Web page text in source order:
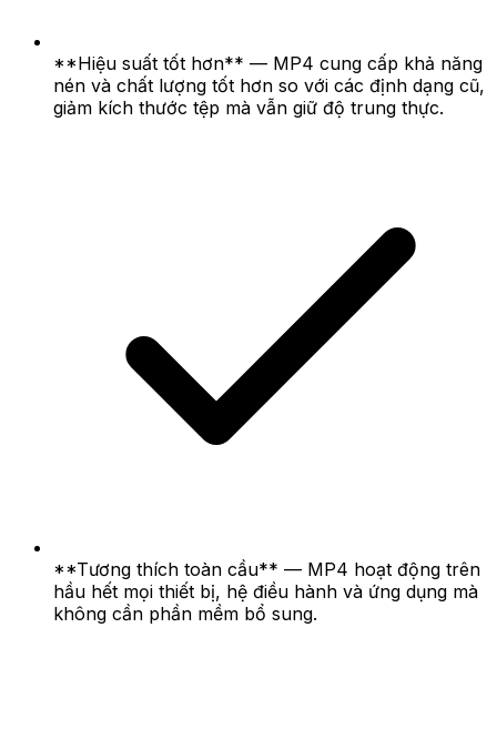
**Hiệu suất tốt hơn** — MP4 cung cấp khả năng
nén và chất lượng tốt hơn so với các định dạng cũ,
giảm kích thước tệp mà vẫn giữ độ trung thực.
**Tương thích toàn cầu** — MP4 hoạt động trên
hầu hết mọi thiết bị, hệ điều hành và ứng dụng mà
không cần phần mềm bổ sung.